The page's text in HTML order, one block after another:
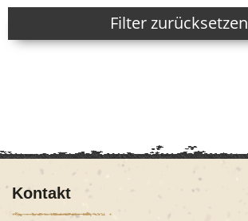
Filter zurücksetzen
Kontakt